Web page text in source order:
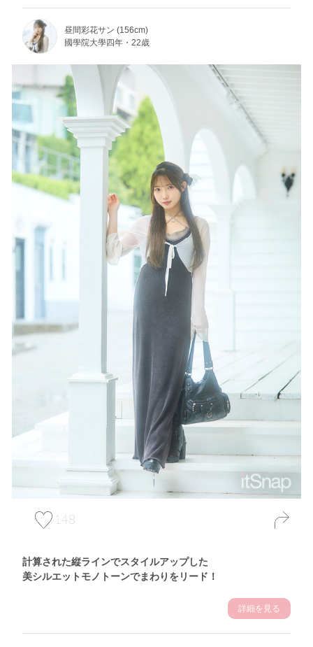
昼間彩花サン (156cm)
國學院大學四年・22歳
148
計算された縦ラインでスタイルアップした
美シルエットモノトーンでまわりをリード！
詳細を見る